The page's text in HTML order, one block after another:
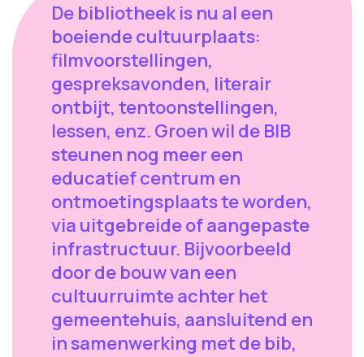
De bibliotheek is nu al een
boeiende cultuurplaats:
filmvoorstellingen,
gespreksavonden, literair
ontbijt, tentoonstellingen,
lessen, enz. Groen wil de BIB
steunen nog meer een
educatief centrum en
ontmoetingsplaats te worden,
via uitgebreide of aangepaste
infrastructuur. Bijvoorbeeld
door de bouw van een
cultuurruimte achter het
gemeentehuis, aansluitend en
in samenwerking met de bib,